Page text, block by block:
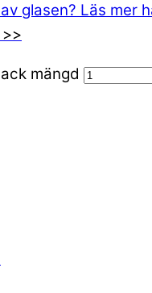
glasen? Läs mer
mängd